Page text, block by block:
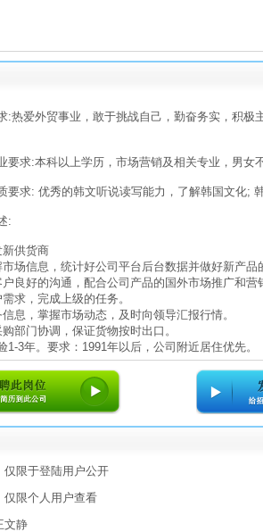
:热爱外贸事业，敢于挑战自己，勤奋务实，积
要求:本科以上学历，市场营销及相关专业，男女不
要求: 优秀的韩文听说读写能力，了解韩国文化;
:
新供货商
场信息，统计好公司平台后台数据并做好新产品
良好的沟通，配合公司产品的国外市场推广和营
求，完成上级的任务。
息，掌握市场动态，及时向领导汇报行情。
部门协调，保证货物按时出口。
1-3年。要求：1991年以后，公司附近居住优先。
仅限于登陆用户公开
仅限个人用户查看
文静